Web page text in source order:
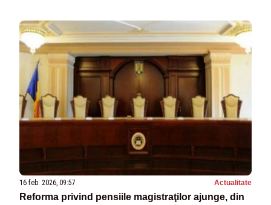
16 feb. 2026, 09:57 Actualitate
Reforma privind pensiile magistraţilor ajunge, din